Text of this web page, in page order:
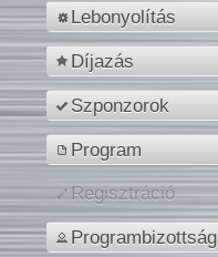
Lebonyolítás
Díjazás
Szponzorok
Program
Regisztráció
Programbizottság